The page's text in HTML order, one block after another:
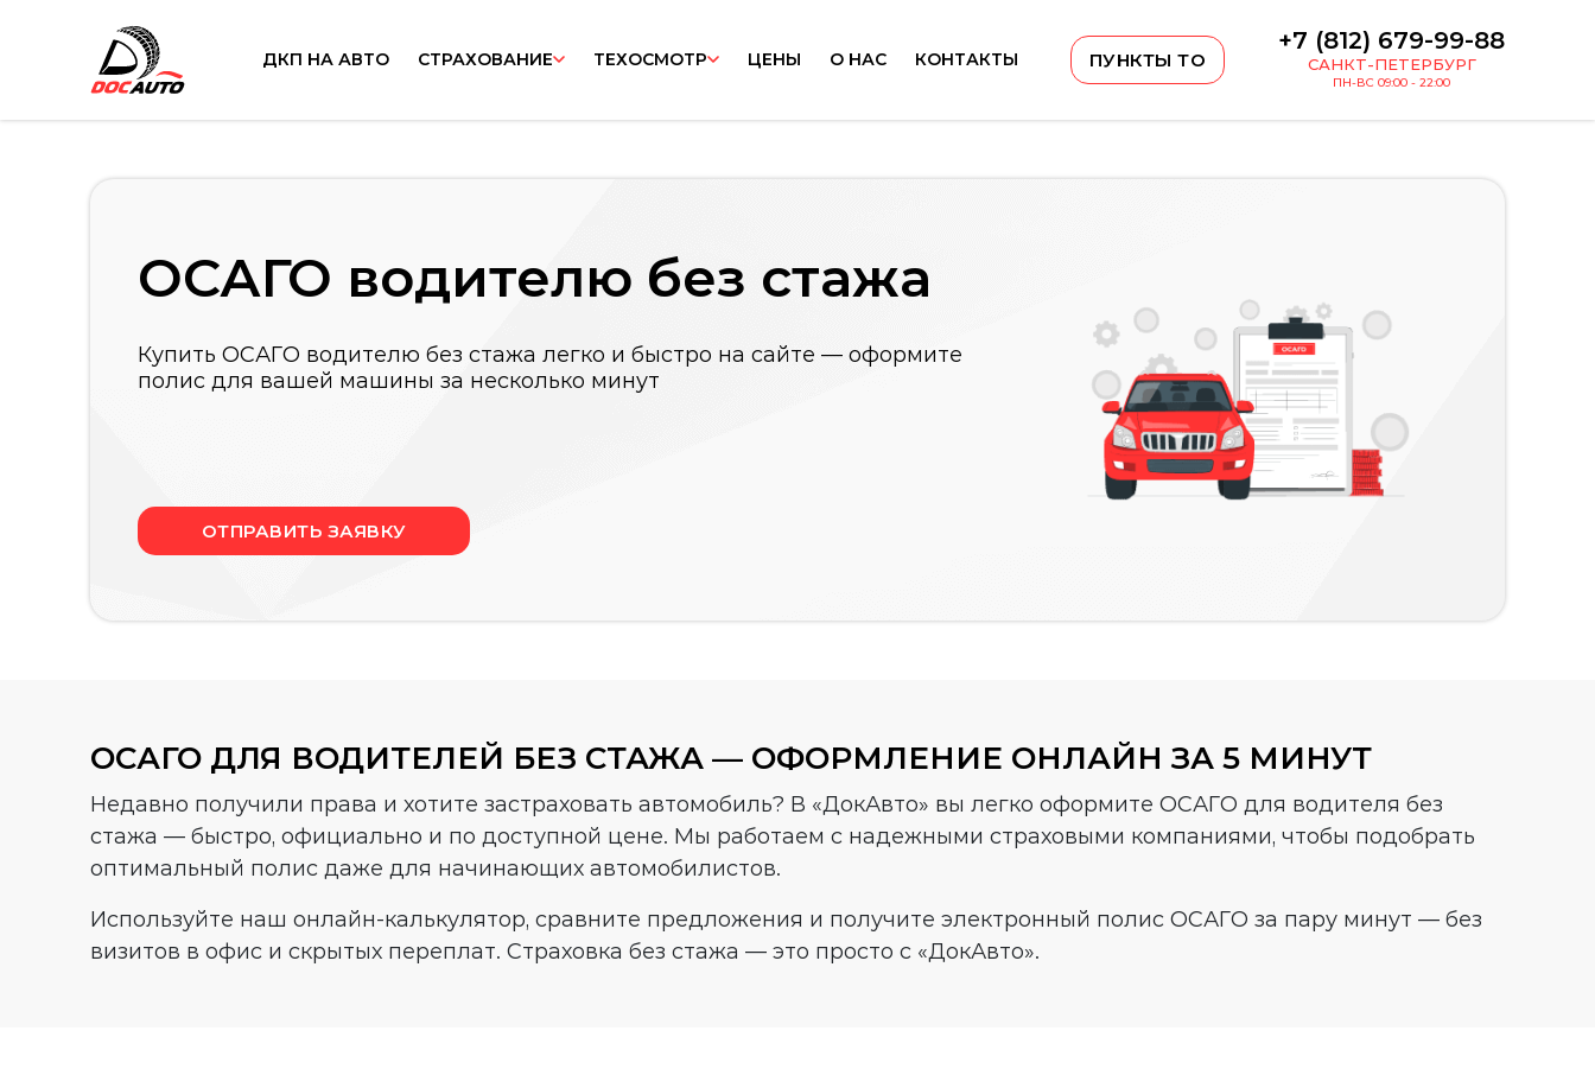
ДКП НА АВТО СТРАХОВАНИЕ ТЕХОСМОТР ЦЕНЫ О НАС КОНТАКТЫ ПУНКТЫ ТО
+7 (812) 679-99-88
САНКТ-ПЕТЕРБУРГ
ПН-ВС 09:00 - 22:00
ОСАГО водителю без стажа
Купить ОСАГО водителю без стажа легко и быстро на сайте — оформите
полис для вашей машины за несколько минут
ОТПРАВИТЬ ЗАЯВКУ
ОСАГО ДЛЯ ВОДИТЕЛЕЙ БЕЗ СТАЖА — ОФОРМЛЕНИЕ ОНЛАЙН ЗА 5 МИНУТ
Недавно получили права и хотите застраховать автомобиль? В «ДокАвто» вы легко оформите ОСАГО для водителя без
стажа — быстро, официально и по доступной цене. Мы работаем с надежными страховыми компаниями, чтобы подобрать
оптимальный полис даже для начинающих автомобилистов.
Используйте наш онлайн-калькулятор, сравните предложения и получите электронный полис ОСАГО за пару минут — без
визитов в офис и скрытых переплат. Страховка без стажа — это просто с «ДокАвто».